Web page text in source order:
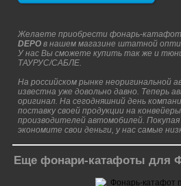
Желаете приобрести фонарь-
DEPOв нашем магазине штатной
У нас Вы сможете купить так же и
ТАУРУС/САБЛЕ.
На российском рынке неоригинальной
известна уже довольно давно. Теперь
оригинал. На сегодняшний день
поставку своей продукции на
производителей автомобилей.
экономите свои деньги, у нас самые
Еще фонари-катафоты для